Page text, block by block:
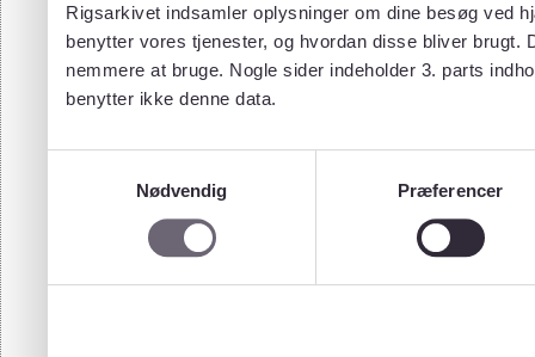
Rigsarkivet indsamler oplysninger om dine besøg ved
benytter vores tjenester, og hvordan disse bliver
nemmere at bruge. Nogle sider indeholder 3. parts
benytter ikke denne data.
Nødvendig
Præferencer
86
87
88
89
96